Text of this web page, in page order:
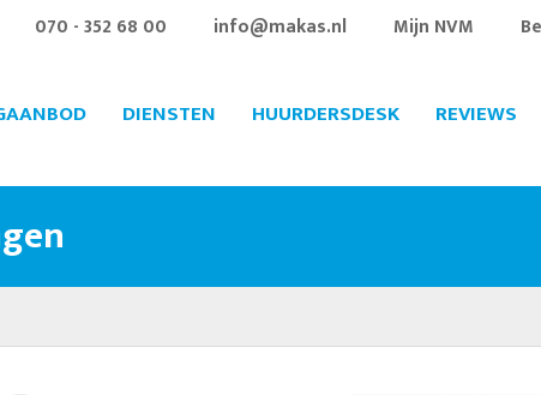
070 - 352 68 00 info@makas.nl Mijn NVM
DIENSTEN HUURDERSDESK REVIEWS